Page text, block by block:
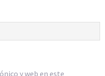
y web en este